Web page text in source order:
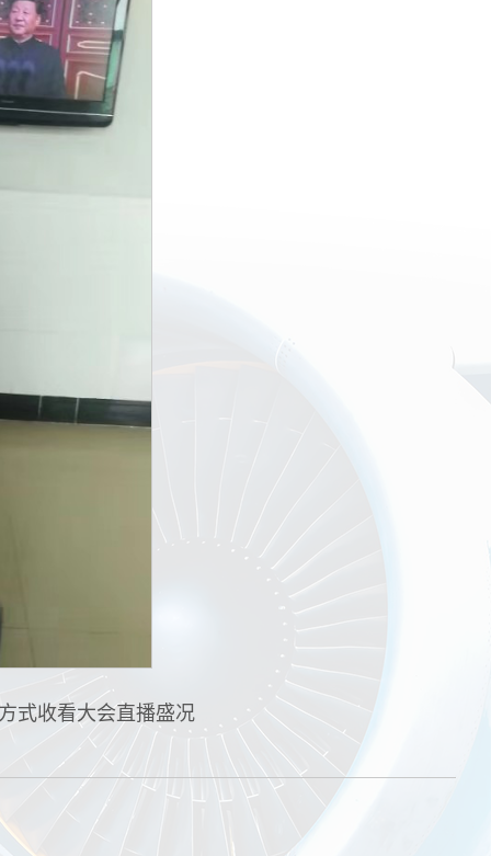
式收看大会直播盛况